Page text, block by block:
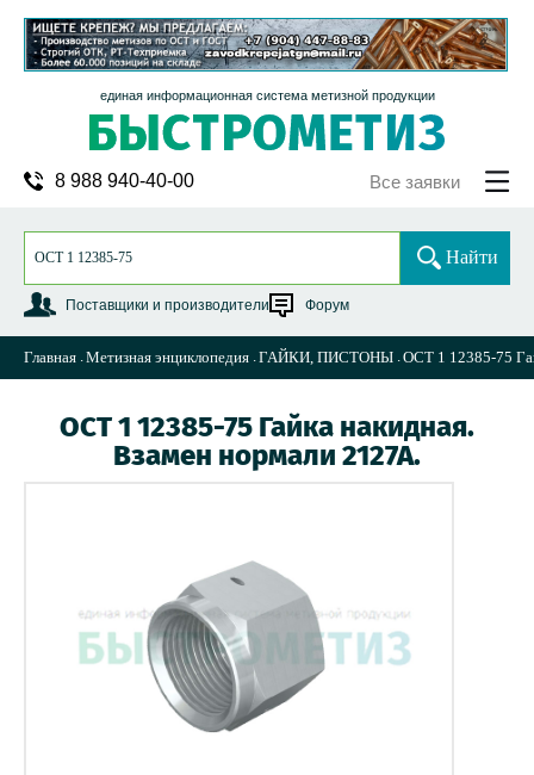
единая информационная система метизной продукции
8 988 940-40-00 Все заявки
Поставщики и производители Форум
Найти
Главная Метизная энциклопедия ГАЙКИ, ПИСТОНЫ ОСТ 1 12385-75
ОСТ 1 12385-75 Гайка накидная.
Взамен нормали 2127А.